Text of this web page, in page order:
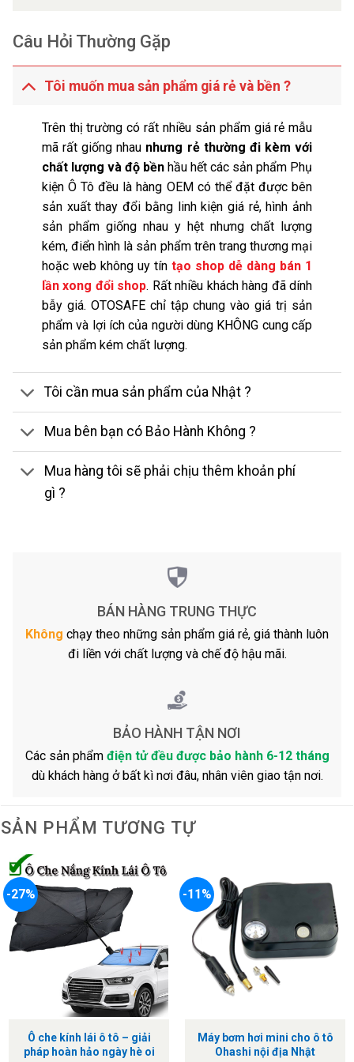
Câu Hỏi Thường Gặp
Tôi muốn mua sản phẩm giá rẻ và bền ?
Trên thị trường có rất nhiều sản phẩm giá rẻ mẫu
mã rất giống nhau nhưng rẻ thường đi kèm với
chất lượng và độ bền hầu hết các sản phẩm Phụ
kiện Ô Tô đều là hàng OEM có thể đặt được bên
sản xuất thay đổi bằng linh kiện giá rẻ, hình ảnh
sản phẩm giống nhau y hệt nhưng chất lượng
kém, điển hình là sản phẩm trên trang thương mại
hoặc web không uy tín tạo shop dễ dàng bán 1
lần xong đổi shop. Rất nhiều khách hàng đã dính
bẫy giá. OTOSAFE chỉ tập chung vào giá trị sản
phẩm và lợi ích của người dùng KHÔNG cung cấp
sản phẩm kém chất lượng.
Tôi cần mua sản phẩm của Nhật ?
Mua bên bạn có Bảo Hành Không ?
Mua hàng tôi sẽ phải chịu thêm khoản phí
gì ?
BÁN HÀNG TRUNG THỰC
Không chạy theo những sản phẩm giá rẻ, giá thành luôn
đi liền với chất lượng và chế độ hậu mãi.
BẢO HÀNH TẬN NƠI
Các sản phẩm điện tử đều được bảo hành 6-12 tháng
dù khách hàng ở bất kì nơi đâu, nhân viên giao tận nơi.
SẢN PHẨM TƯƠNG TỰ
-27%
Ô che kính lái ô tô – giải
pháp hoàn hảo ngày hè oi
-11%
Máy bơm hơi mini cho ô tô
Ohashi nội địa Nhật